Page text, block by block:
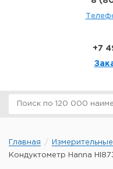
+7
Главная
Кондуктометр Hanna